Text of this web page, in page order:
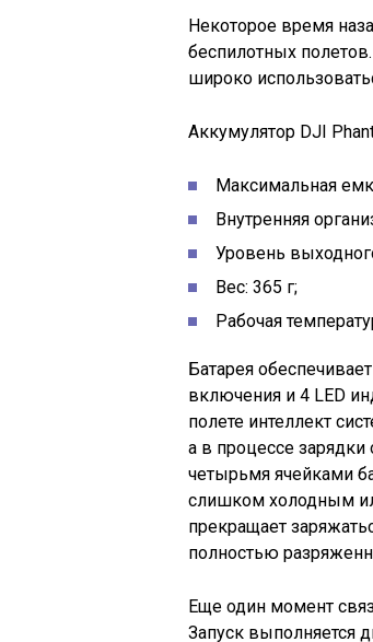
Некоторое время
беспилотных
широко
Аккумулятор DJI
Максимальная
Внутренняя
Уровень
Вес: 365 г;
Рабочая
Батарея
включения и 4 LED
полете интеллект
а в процессе
четырьмя ячейками
слишком холодным
прекращает
полностью
Еще один момент
Запуск выполняется